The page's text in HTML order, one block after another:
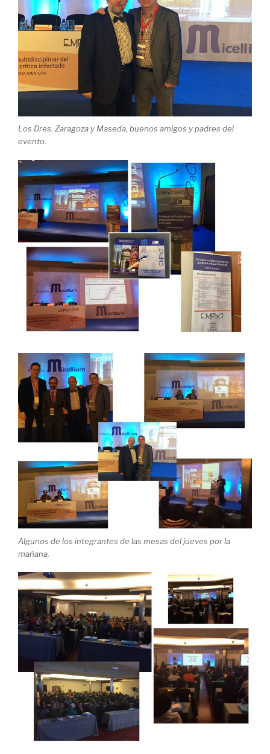
Los Dres. Zaragoza y Maseda, buenos amigos y padres del
evento.
Algunos de los integrantes de las mesas del jueves por la
mañana.